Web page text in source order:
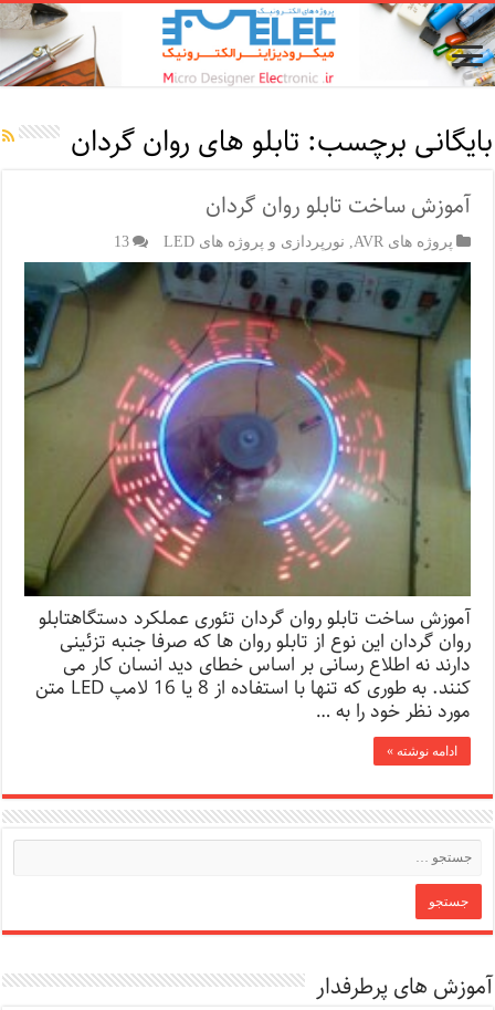
بایگانی برچسب: تابلو های روان گردان
آموزش ساخت تابلو روان گردان
پروژه های AVR نورپردازی و پروژه های LED 13
آموزش ساخت تابلو روان گردان تئوری عملکرد دستگاهتابلو
روان گردان این نوع از تابلو روان ها که صرفا جنبه تزئینی
دارند نه اطلاع رسانی بر اساس خطای دید انسان کار می
کنند. به طوری که تنها با استفاده از 8 یا 16 لامپ LED متن
مورد نظر خود را به …
ادامه نوشته »
آموزش های پرطرفدار